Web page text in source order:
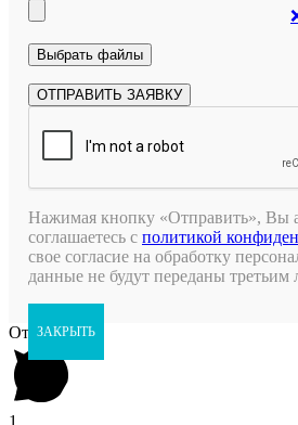
Нажимая кнопку «Отправить», Вы
соглашаетесь с политикой
свое согласие на обработку
данные не будут переданы третьим
ЗАКРЫТЬ
Открыть чат